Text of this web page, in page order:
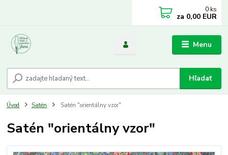
Menu
Hľadať
0 ks
za 0,00 EUR
Úvod Satén Satén "orientálny vzor"
Satén "orientálny vzor"